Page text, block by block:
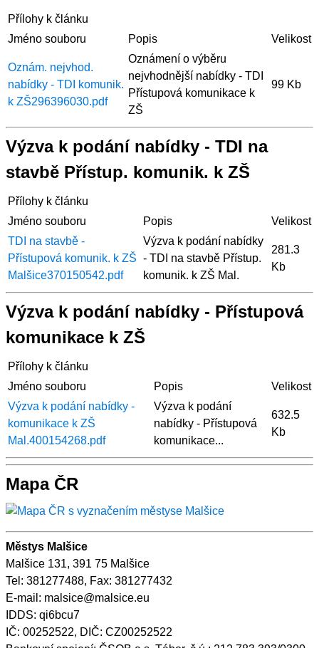
Přílohy k článku
Jméno souboru
Popis Velikost
Oznám. nejvhod.
nabídky - TDI komunik.
k ZŠ296396030.pdf
Oznámení o výběru
nejvhodnější nabídky - TDI
Přístupová komunikace k
ZŠ
99 Kb
Výzva k podání nabídky - TDI na
stavbě Přístup. komunik. k ZŠ
Přílohy k článku
Jméno souboru
Popis
Velikost
TDI na stavbě -
Přístupová komunik. k ZŠ
Malšice370150542.pdf
Výzva k podání nabídky
- TDI na stavbě Přístup.
komunik. k ZŠ Mal.
281.3
Kb
Výzva k podání nabídky - Přístupová
komunikace k ZŠ
Přílohy k článku
Jméno souboru
Popis
Velikost
Výzva k podání nabídky -
komunikace k ZŠ
Mal.400154268.pdf
Výzva k podání
nabídky - Přístupová
komunikace...
632.5
Kb
Mapa ČR
Městys Malšice
Malšice 131, 391 75 Malšice
Tel: 381277488, Fax: 381277432
E-mail: malsice@malsice.eu
IDDS: qi6bcu7
IČ: 00252522, DIČ: CZ00252522